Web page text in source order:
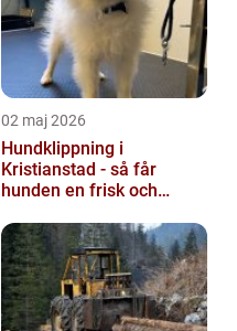
02 maj 2026
Hundklippning i
Kristianstad - så får
hunden en frisk och